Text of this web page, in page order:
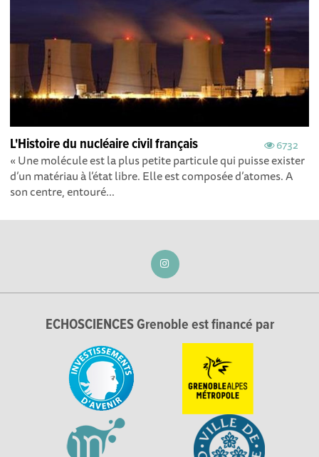
6732
L'Histoire du nucléaire civil français
« Une molécule est la plus petite particule qui puisse exister
d’un matériau à l’état libre. Elle est composée d’atomes. A
son centre, entouré...
ECHOSCIENCES Grenoble est financé par